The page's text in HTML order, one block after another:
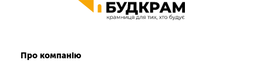
Про компанію